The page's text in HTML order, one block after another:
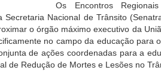
Os Encontros
Secretaria Nacional de Trânsito
o órgão máximo executivo da
no campo da educação para
de ações coordenadas para a
de Redução de Mortes e Lesões no